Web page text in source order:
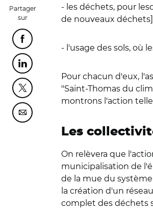
Partager
sur
Partager cette page sur Facebook
Partager cette page sur Linkedin
Partager cette page sur Twitter
Partager cette page sur Courriel
- les déchets, pour
de nouveaux
- l'usage des sols, où
Pour chacun d'eux,
"Saint-Thomas du
montrons l'action
Les
On relèvera que
municipalisation de
de la mue du
la création d'un
complet des déchets